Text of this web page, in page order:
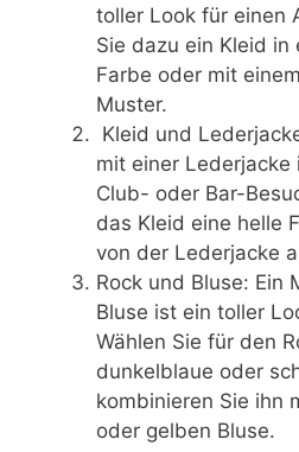
toller Look für einen
Sie dazu ein Kleid in
Farbe oder mit
Muster.
Kleid und
mit einer
Club- oder Bar-
das Kleid eine helle
von der Lederjacke
Rock und Bluse: Ein
Bluse ist ein toller
Wählen Sie für den
dunkelblaue oder
kombinieren Sie ihn
oder gelben Bluse.